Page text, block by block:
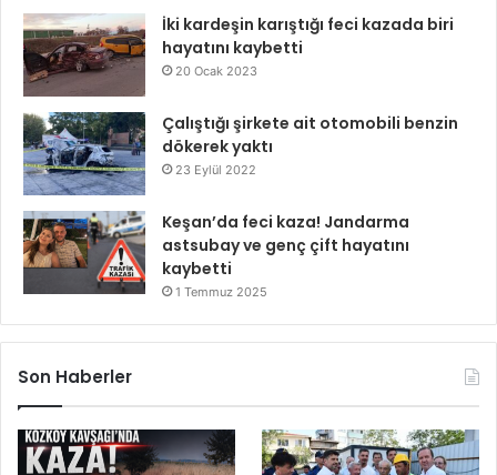
İki kardeşin karıştığı feci kazada biri
hayatını kaybetti
20 Ocak 2023
Çalıştığı şirkete ait otomobili benzin
dökerek yaktı
23 Eylül 2022
Keşan’da feci kaza! Jandarma
astsubay ve genç çift hayatını
kaybetti
1 Temmuz 2025
Son Haberler